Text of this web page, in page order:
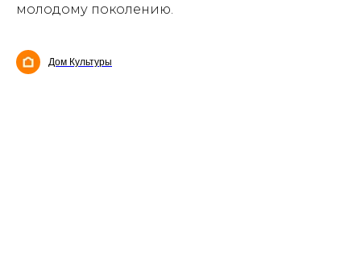
молодому поколению.
Дом Культуры